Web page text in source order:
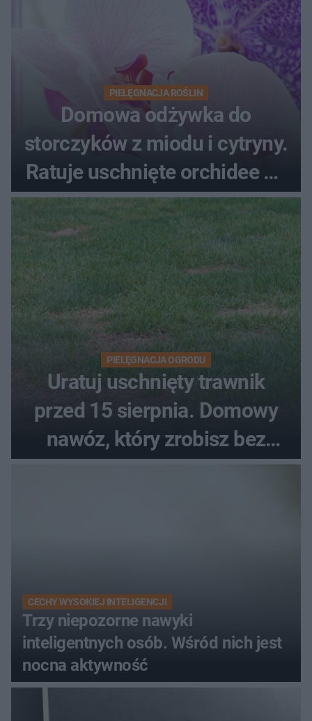
PIELĘGNACJA ROŚLIN
Domowa odżywka do
storczyków z miodu i cytryny.
Ratuje uschnięte orchidee po
upałach
PIELĘGNACJA OGRODU
Uratuj uschnięty trawnik
przed 15 sierpnia. Domowy
nawóz, który zrobisz bez
wydawania pieniędzy
CECHY WYSOKIEJ INTELIGENCJI
Trzy niepozorne nawyki
inteligentnych osób. Wśród nich jest
nocna aktywność